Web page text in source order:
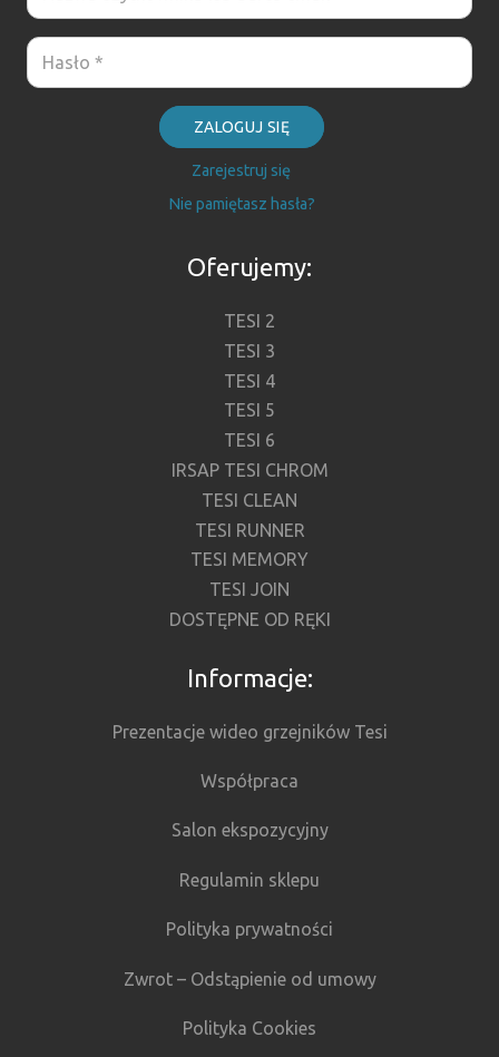
ZALOGUJ SIĘ
Zarejestruj się
Nie pamiętasz hasła?
Oferujemy:
TESI 2
TESI 3
TESI 4
TESI 5
TESI 6
IRSAP TESI CHROM
TESI CLEAN
TESI RUNNER
TESI MEMORY
TESI JOIN
DOSTĘPNE OD RĘKI
Informacje:
Prezentacje wideo grzejników Tesi
Współpraca
Salon ekspozycyjny
Regulamin sklepu
Polityka prywatności
Zwrot – Odstąpienie od umowy
Polityka Cookies